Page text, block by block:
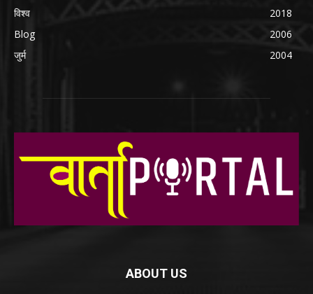
विश्व
2018
Blog
2006
जुर्म
2004
ABOUT US